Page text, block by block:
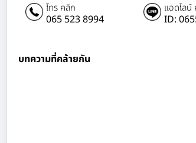
โทร คลิก
065 523 8994
แอดไลน์
ID:
บทความที่คล้ายกัน